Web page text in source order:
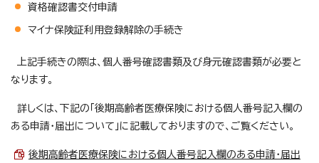
資格確認書交付申請
マイナ保険証利用登録解除の手続き
上記手続きの際は、個人番号確認書類及び身元確認書類が必要と
なります。
詳しくは、下記の「後期高齢者医療保険における個人番号記入欄の
ある申請・届出について」に記載しておりますので、ご覧ください。
後期高齢者医療保険における個人番号記入欄のある申請・届出